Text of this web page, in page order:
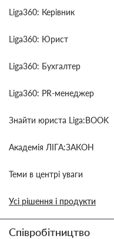
Liga360: Керівник
Liga360: Юрист
Liga360: Бухгалтер
Liga360: PR-менеджер
Знайти юриста Liga:BOOK
Академія ЛІГА:ЗАКОН
Теми в центрі уваги
Усі рішення і продукти
Співробітництво